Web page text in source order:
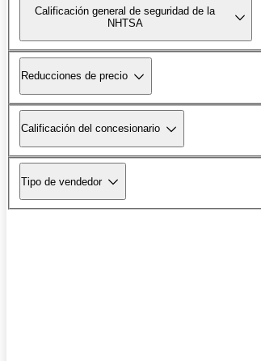
Calificación general de seguridad de la
NHTSA
Reducciones de precio
Calificación del concesionario
Tipo de vendedor